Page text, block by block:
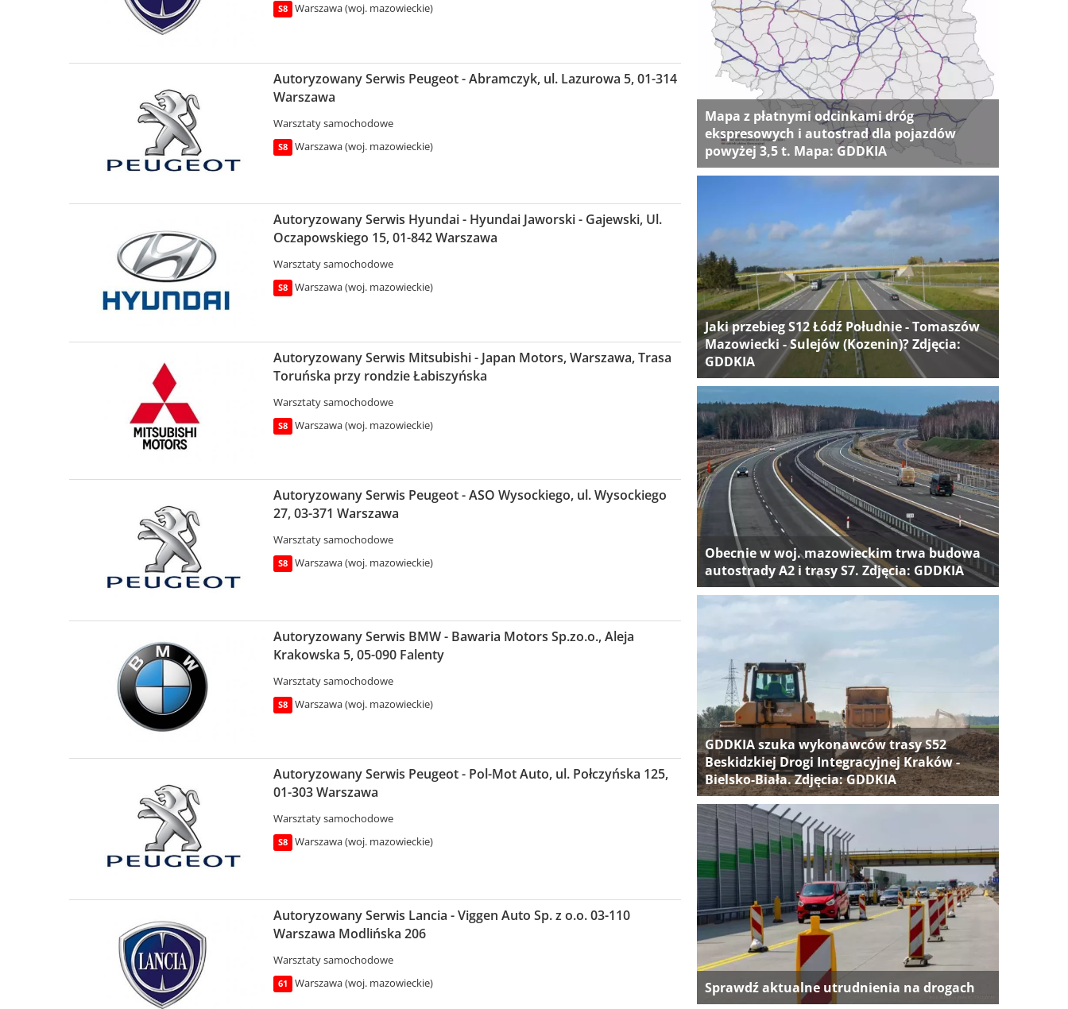
S8 Warszawa (woj. mazowieckie)
Autoryzowany Serwis Peugeot - Abramczyk, ul. Lazurowa 5, 01-314
Warszawa
Warsztaty samochodowe
S8 Warszawa (woj. mazowieckie)
Autoryzowany Serwis Hyundai - Hyundai Jaworski - Gajewski, Ul.
Oczapowskiego 15, 01-842 Warszawa
Warsztaty samochodowe
S8 Warszawa (woj. mazowieckie)
Autoryzowany Serwis Mitsubishi - Japan Motors, Warszawa, Trasa
Toruńska przy rondzie Łabiszyńska
Warsztaty samochodowe
S8 Warszawa (woj. mazowieckie)
Autoryzowany Serwis Peugeot - ASO Wysockiego, ul. Wysockiego
27, 03-371 Warszawa
Warsztaty samochodowe
S8 Warszawa (woj. mazowieckie)
Autoryzowany Serwis BMW - Bawaria Motors Sp.zo.o., Aleja
Krakowska 5, 05-090 Falenty
Warsztaty samochodowe
S8 Warszawa (woj. mazowieckie)
Autoryzowany Serwis Peugeot - Pol-Mot Auto, ul. Połczyńska 125,
01-303 Warszawa
Warsztaty samochodowe
S8 Warszawa (woj. mazowieckie)
Autoryzowany Serwis Lancia - Viggen Auto Sp. z o.o. 03-110
Warszawa Modlińska 206
Warsztaty samochodowe
61 Warszawa (woj. mazowieckie)
Mapa z płatnymi odcinkami dróg
ekspresowych i autostrad dla pojazdów
powyżej 3,5 t. Mapa: GDDKIA
Jaki przebieg S12 Łódź Południe - Tomaszów
Mazowiecki - Sulejów (Kozenin)? Zdjęcia:
GDDKIA
Obecnie w woj. mazowieckim trwa budowa
autostrady A2 i trasy S7. Zdjęcia: GDDKIA
GDDKIA szuka wykonawców trasy S52
Beskidzkiej Drogi Integracyjnej Kraków -
Bielsko-Biała. Zdjęcia: GDDKIA
Sprawdź aktualne utrudnienia na drogach